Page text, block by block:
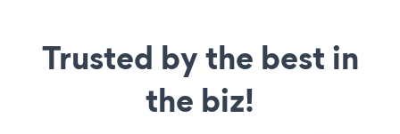
Trusted by the best in
the biz!